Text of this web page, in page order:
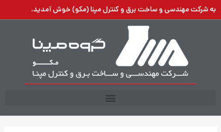
پرش
به
به شرکت مهندسی و ساخت برق و کنترل مپنا (مکو) خوش آمدید.